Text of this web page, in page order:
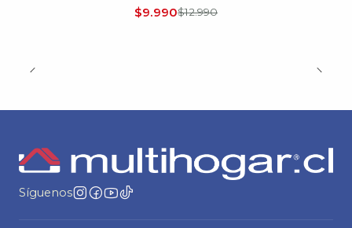
$9.990$12.990
Síguenos